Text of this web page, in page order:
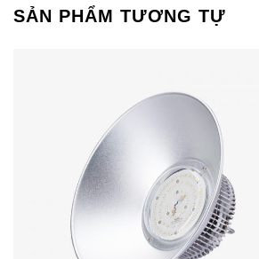
SẢN PHẨM TƯƠNG TỰ